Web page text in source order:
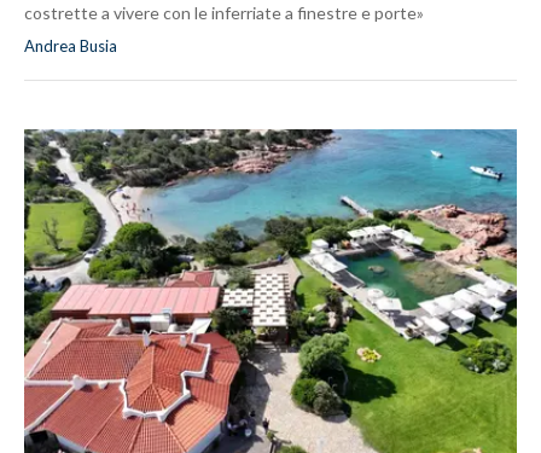
costrette a vivere con le inferriate a finestre e porte»
Andrea Busia